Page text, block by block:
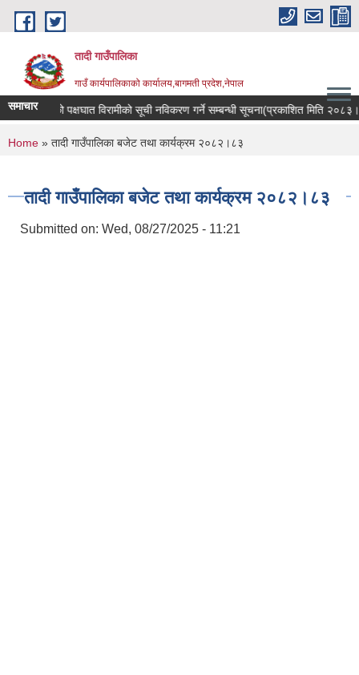
Skip to main content
तादी गाउँपालिका
गाउँ कार्यपालिकाको कार्यालय,बागमती प्रदेश,नेपाल
समाचार
र मेरुदण्डको पक्षघात विरामीको सूची नविकरण गर्ने सम्बन्धी सूचना(प्रकाशित मिति
You are here
Home » तादी गाउँपालिका बजेट तथा कार्यक्रम २०८२।८३
तादी गाउँपालिका बजेट तथा कार्यक्रम २०८२।८३
Submitted on: Wed, 08/27/2025 - 11:21